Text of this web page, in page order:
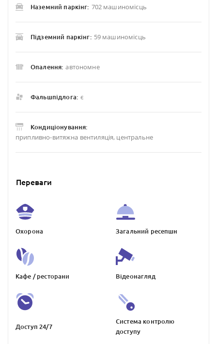
Наземний паркінг: 702 машиномісць
Підземний паркінг: 59 машиномісць
Опалення: автономне
Фальшпідлога: є
Кондиціонування:
припливно-витяжна вентиляція, центральне
Переваги
Охорона Загальний ресепшн
Кафе / ресторани Відеонагляд
Доступ 24/7
Система контролю
доступу